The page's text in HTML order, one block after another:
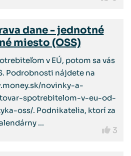
dane - jednotné
miesto (OSS)
v EÚ, potom sa vás
Podrobnosti nájdete na
novinky-a-
spotrebitelom-v-eu-od-
oss/. Podnikatelia, ktorí za
...
3